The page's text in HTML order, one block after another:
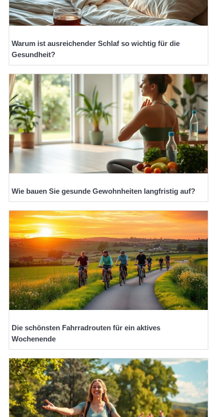
Warum ist ausreichender Schlaf so wichtig für die
Gesundheit?
Wie bauen Sie gesunde Gewohnheiten langfristig auf?
Die schönsten Fahrradrouten für ein aktives
Wochenende